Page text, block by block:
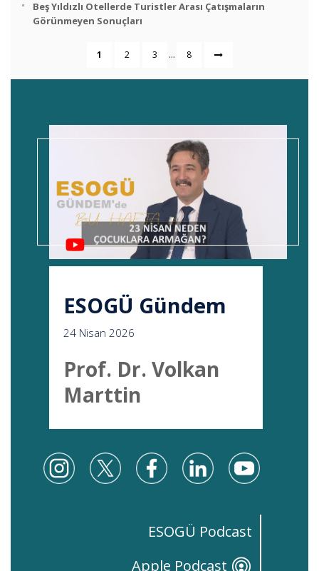
Beş Yıldızlı Otellerde Turistler Arası Çatışmaların
Görünmeyen Sonuçları
1 2 3 ... 8
ESOGÜ Gündem
24 Nisan 2026
Prof. Dr. Volkan
Marttin
ESOGÜ Podcast
Apple Podcast